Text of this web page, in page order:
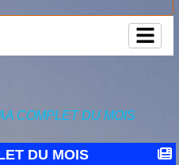
COMPLET DU MOIS
DU MOIS